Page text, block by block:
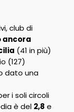
club di
ancora
(41 in più)
(127)
dato una
i soli circoli
è del 2,8 e